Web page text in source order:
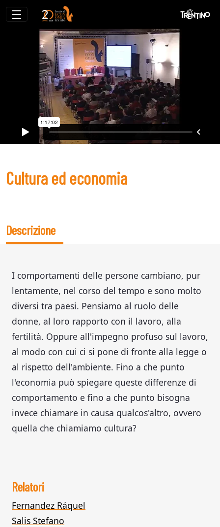
Cultura ed economia
Cultura ed economia
Descrizione
I comportamenti delle persone cambiano, pur
lentamente, nel corso del tempo e sono molto
diversi tra paesi. Pensiamo al ruolo delle
donne, al loro rapporto con il lavoro, alla
fertilità. Oppure all'impegno profuso sul lavoro,
al modo con cui ci si pone di fronte alla legge o
al rispetto dell'ambiente. Fino a che punto
l'economia può spiegare queste differenze di
comportamento e fino a che punto bisogna
invece chiamare in causa qualcos'altro, ovvero
quella che chiamiamo cultura?
Relatori
Fernandez Ráquel
Salis Stefano